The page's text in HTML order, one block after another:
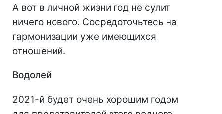
А вот в личной жизни год не сулит
ничего нового. Сосредоточьтесь на
гармонизации уже имеющихся
отношений.
Водолей
2021-й будет очень хорошим годом